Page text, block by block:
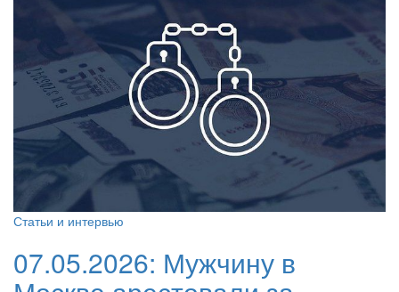
Статьи и интервью
07.05.2026: Мужчину в